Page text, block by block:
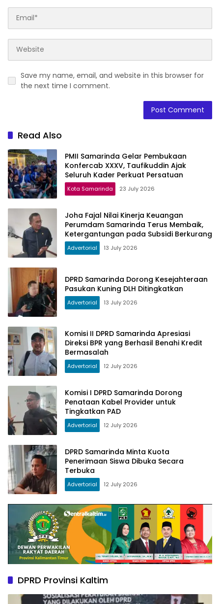
Save my name, email, and website in this browser for
the next time I comment.
Read Also
PMII Samarinda Gelar Pembukaan
Konfercab XXXV, Taufikuddin Ajak
Seluruh Kader Perkuat Persatuan
Kota Samarinda 23 July 2026
Joha Fajal Nilai Kinerja Keuangan
Perumdam Samarinda Terus Membaik,
Ketergantungan pada Subsidi Berkurang
Advertorial 13 July 2026
DPRD Samarinda Dorong Kesejahteraan
Pasukan Kuning DLH Ditingkatkan
Advertorial 13 July 2026
Komisi II DPRD Samarinda Apresiasi
Direksi BPR yang Berhasil Benahi Kredit
Bermasalah
Advertorial 12 July 2026
Komisi I DPRD Samarinda Dorong
Penataan Kabel Provider untuk
Tingkatkan PAD
Advertorial 12 July 2026
DPRD Samarinda Minta Kuota
Penerimaan Siswa Dibuka Secara
Terbuka
Advertorial 12 July 2026
DPRD Provinsi Kaltim